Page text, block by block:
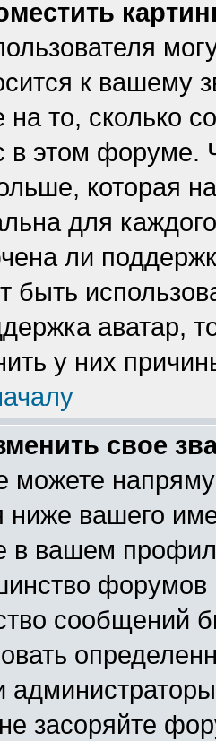
к вашему
то, сколько
в этом форуме.
которая
для
ли
быть
аватар,
у них
свое
ниже вашего
в вашем
форумов
сообщений
засоряйте